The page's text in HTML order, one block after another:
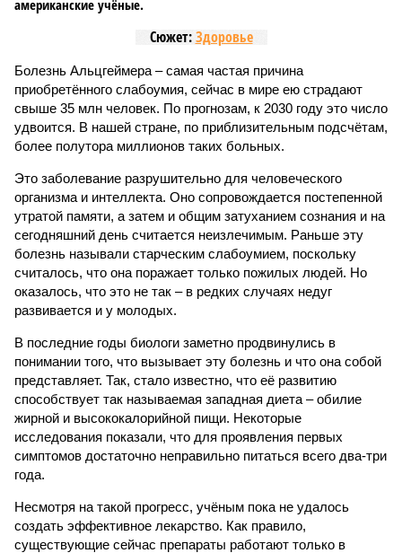
американские учёные.
Сюжет:Здоровье
Болезнь Альцгеймера – самая частая причина
приобретённого слабоумия, сейчас в мире ею страдают
свыше 35 млн человек. По прогнозам, к 2030 году это число
удвоится. В нашей стране, по приблизительным подсчётам,
более полутора миллионов таких больных.
Это заболевание разрушительно для человеческого
организма и интеллекта. Оно сопровождается постепенной
утратой памяти, а затем и общим затуханием сознания и на
сегодняшний день считается неизлечимым. Раньше эту
болезнь называли старческим слабоумием, поскольку
считалось, что она поражает только пожилых людей. Но
оказалось, что это не так – в редких случаях недуг
развивается и у молодых.
В последние годы биологи заметно продвинулись в
понимании того, что вызывает эту болезнь и что она собой
представляет. Так, стало известно, что её развитию
способствует так называемая западная диета – обилие
жирной и высококалорийной пищи. Некоторые
исследования показали, что для проявления первых
симптомов достаточно неправильно питаться всего два-три
года.
Несмотря на такой прогресс, учёным пока не удалось
создать эффективное лекарство. Как правило,
существующие сейчас препараты работают только в